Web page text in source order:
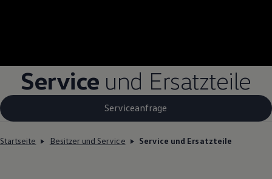
Service und Ersatzteile
Serviceanfrage
Startseite Besitzer und Service Service und Ersatzteile